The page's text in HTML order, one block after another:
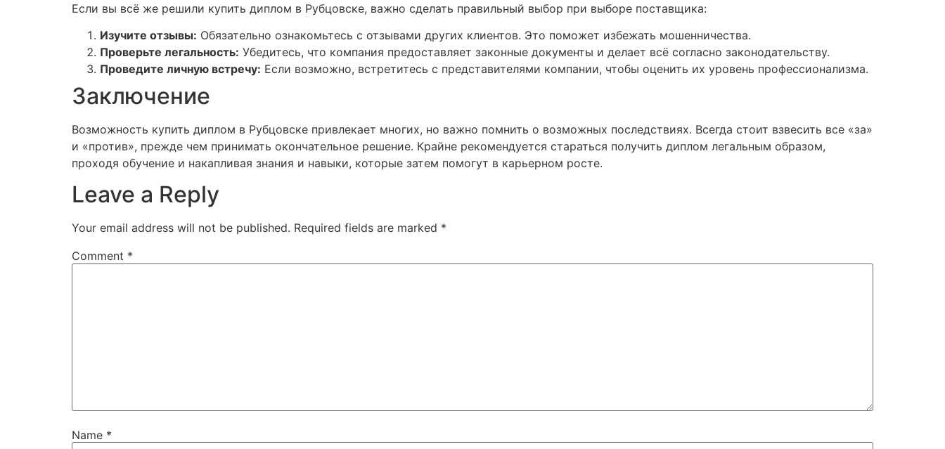
Если вы всё же решили купить диплом в Рубцовске, важно сделать правильный выбор при выборе поставщика:
Изучите отзывы: Обязательно ознакомьтесь с отзывами других клиентов. Это поможет избежать мошенничества.
Проверьте легальность: Убедитесь, что компания предоставляет законные документы и делает всё согласно законодательству.
Проведите личную встречу: Если возможно, встретитесь с представителями компании, чтобы оценить их уровень профессионализма.
Заключение
Возможность купить диплом в Рубцовске привлекает многих, но важно помнить о возможных последствиях. Всегда стоит взвесить все «за»
и «против», прежде чем принимать окончательное решение. Крайне рекомендуется стараться получить диплом легальным образом,
проходя обучение и накапливая знания и навыки, которые затем помогут в карьерном росте.
Leave a Reply
Your email address will not be published. Required fields are marked *
Comment *
Name *